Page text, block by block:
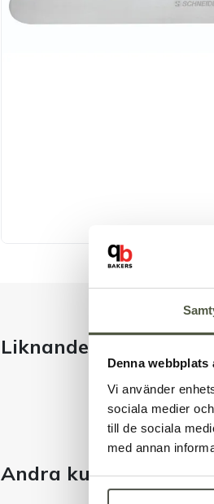
Denna webbplats
Vi använder
sociala medier
till de sociala
med annan
Liknande produkter
Andra kunder tittade